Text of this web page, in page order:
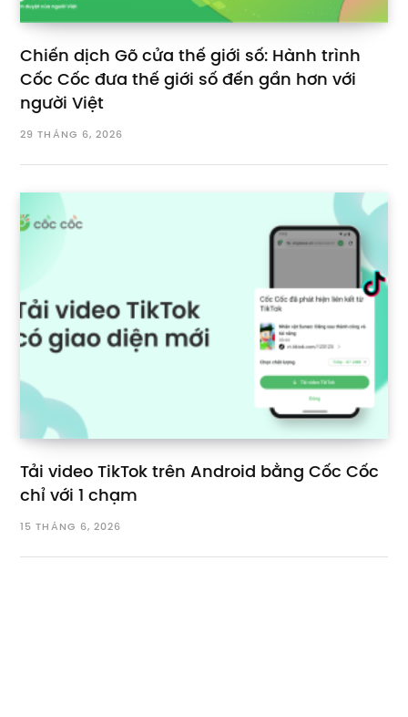
Chiến dịch Gõ cửa thế giới số: Hành trình
Cốc Cốc đưa thế giới số đến gần hơn với
người Việt
29 THÁNG 6, 2026
Tải video TikTok trên Android bằng Cốc Cốc
chỉ với 1 chạm
15 THÁNG 6, 2026